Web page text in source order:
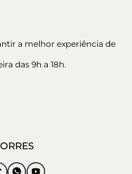
a melhor experiência de
das 9h a 18h.